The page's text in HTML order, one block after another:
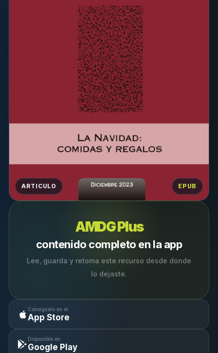
ARTICULO EPUB
AMDG Plus
contenido completo en la app
Lee, guarda y retoma este recurso desde donde
lo dejaste.
Consíguelo en el
App Store
Disponible en
Google Play